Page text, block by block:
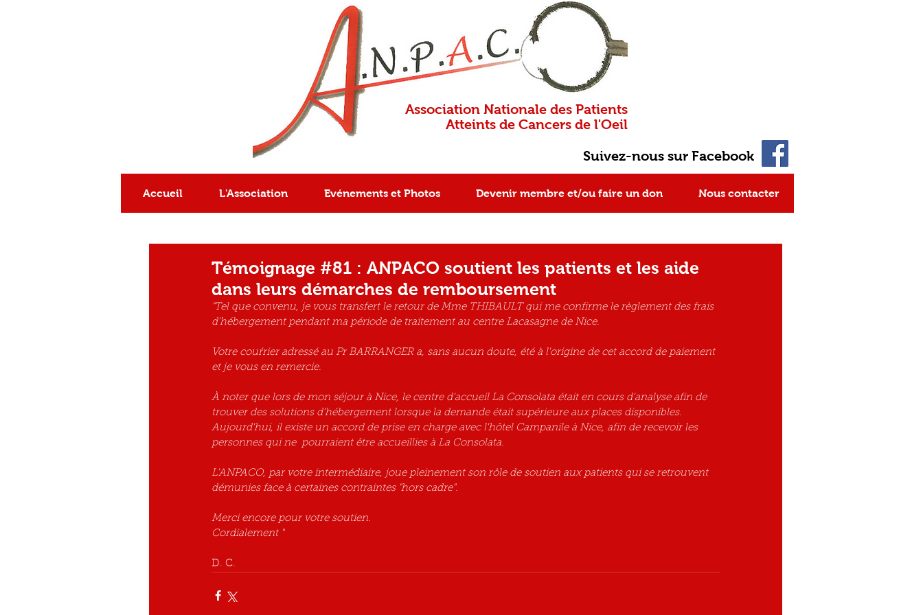
Association Nationale des Patients
Atteints de Cancers de l'Oeil
Suivez-nous sur Facebook
Accueil L'Association Evénements et Photos Devenir membre et/ou faire un don Nous contacter
Témoignage #81 : ANPACO soutient les patients et les aide
dans leurs démarches de remboursement
"Tel que convenu, je vous transfert le retour de Mme THIBAULT qui me confirme le règlement des frais
d'hébergement pendant ma période de traitement au centre Lacasagne de Nice.
Votre couŕrier adressé au Pr BARRANGER a, sans aucun doute, été à l'origine de cet accord de paiement
et je vous en remercie.
À noter que lors de mon séjour à Nice, le centre d'accueil La Consolata était en cours d'analyse afin de
trouver des solutions d'hébergement lorsque la demande était supérieure aux places disponibles.
Aujourd'hui, il existe un accord de prise en charge avec l'hôtel Campanile à Nice, afin de recevoir les
personnes qui ne  pourraient être accueillies à La Consolata.
L'ANPACO, par votre intermédiaire, joue pleinement son rôle de soutien aux patients qui se retrouvent
démunies face à certaines contraintes "hors cadre".
Merci encore pour votre soutien.
Cordialement "
D. C.